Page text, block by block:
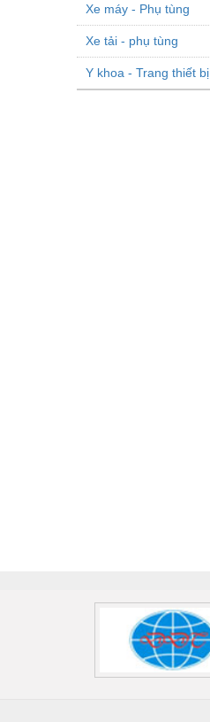
Xe máy - Phụ tùng
Xe tải - phụ tùng
Y khoa - Trang thiết bị